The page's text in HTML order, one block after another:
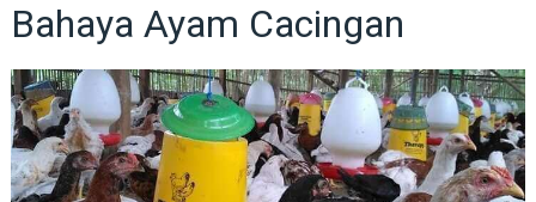
Bahaya Ayam Cacingan